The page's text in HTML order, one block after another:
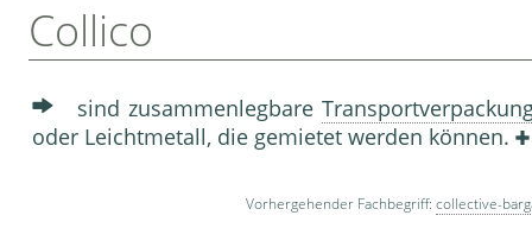
Collico
sind zusammenlegbare
oder Leichtmetall, die gemietet werden können.
Vorhergehender Fachbegriff: collective-